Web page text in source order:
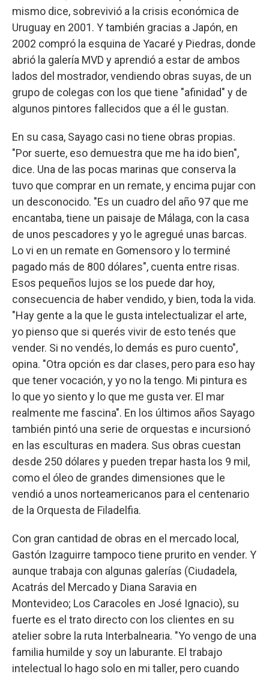
mismo dice, sobrevivió a la crisis económica de
Uruguay en 2001. Y también gracias a Japón, en
2002 compró la esquina de Yacaré y Piedras, donde
abrió la galería MVD y aprendió a estar de ambos
lados del mostrador, vendiendo obras suyas, de un
grupo de colegas con los que tiene "afinidad" y de
algunos pintores fallecidos que a él le gustan.
En su casa, Sayago casi no tiene obras propias.
"Por suerte, eso demuestra que me ha ido bien",
dice. Una de las pocas marinas que conserva la
tuvo que comprar en un remate, y encima pujar con
un desconocido. "Es un cuadro del año 97 que me
encantaba, tiene un paisaje de Málaga, con la casa
de unos pescadores y yo le agregué unas barcas.
Lo vi en un remate en Gomensoro y lo terminé
pagado más de 800 dólares", cuenta entre risas.
Esos pequeños lujos se los puede dar hoy,
consecuencia de haber vendido, y bien, toda la vida.
"Hay gente a la que le gusta intelectualizar el arte,
yo pienso que si querés vivir de esto tenés que
vender. Si no vendés, lo demás es puro cuento",
opina. "Otra opción es dar clases, pero para eso hay
que tener vocación, y yo no la tengo. Mi pintura es
lo que yo siento y lo que me gusta ver. El mar
realmente me fascina". En los últimos años Sayago
también pintó una serie de orquestas e incursionó
en las esculturas en madera. Sus obras cuestan
desde 250 dólares y pueden trepar hasta los 9 mil,
como el óleo de grandes dimensiones que le
vendió a unos norteamericanos para el centenario
de la Orquesta de Filadelfia.
Con gran cantidad de obras en el mercado local,
Gastón Izaguirre tampoco tiene prurito en vender. Y
aunque trabaja con algunas galerías (Ciudadela,
Acatrás del Mercado y Diana Saravia en
Montevideo; Los Caracoles en José Ignacio), su
fuerte es el trato directo con los clientes en su
atelier sobre la ruta Interbalnearia. "Yo vengo de una
familia humilde y soy un laburante. El trabajo
intelectual lo hago solo en mi taller, pero cuando